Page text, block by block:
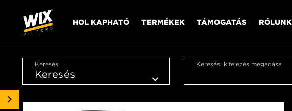
HOL KAPHATÓ TERMÉKEK TÁMOGATÁS RÓLUNK
Keresés Keresési kifejezés megadása